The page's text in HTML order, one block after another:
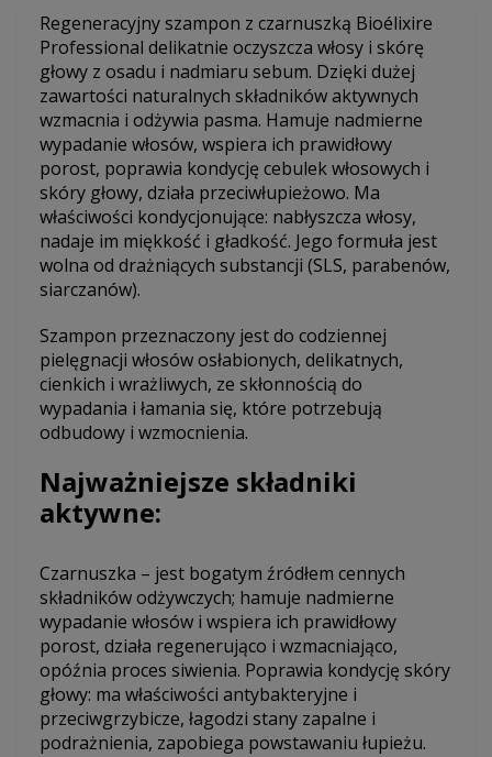
Regeneracyjny szampon z czarnuszką Bioélixire
Professional delikatnie oczyszcza włosy i skórę
głowy z osadu i nadmiaru sebum. Dzięki dużej
zawartości naturalnych składników aktywnych
wzmacnia i odżywia pasma. Hamuje nadmierne
wypadanie włosów, wspiera ich prawidłowy
porost, poprawia kondycję cebulek włosowych i
skóry głowy, działa przeciwłupieżowo. Ma
właściwości kondycjonujące: nabłyszcza włosy,
nadaje im miękkość i gładkość. Jego formuła jest
wolna od drażniących substancji (SLS, parabenów,
siarczanów).
Szampon przeznaczony jest do codziennej
pielęgnacji włosów osłabionych, delikatnych,
cienkich i wrażliwych, ze skłonnością do
wypadania i łamania się, które potrzebują
odbudowy i wzmocnienia.
Najważniejsze składniki
aktywne:
Czarnuszka – jest bogatym źródłem cennych
składników odżywczych; hamuje nadmierne
wypadanie włosów i wspiera ich prawidłowy
porost, działa regenerująco i wzmacniająco,
opóźnia proces siwienia. Poprawia kondycję skóry
głowy: ma właściwości antybakteryjne i
przeciwgrzybicze, łagodzi stany zapalne i
podrażnienia, zapobiega powstawaniu łupieżu.